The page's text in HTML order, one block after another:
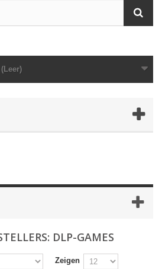
(Leer)
DLP-GAMES
Zeigen